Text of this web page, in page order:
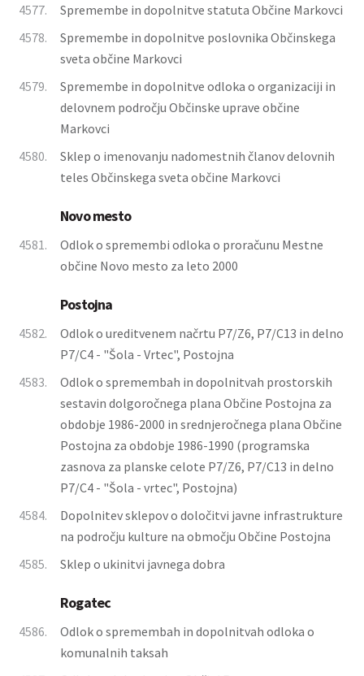
4577.
Spremembe in dopolnitve statuta Občine Markovci
4578.
Spremembe in dopolnitve poslovnika Občinskega
sveta občine Markovci
4579.
Spremembe in dopolnitve odloka o organizaciji in
delovnem področju Občinske uprave občine
Markovci
4580.
Sklep o imenovanju nadomestnih članov delovnih
teles Občinskega sveta občine Markovci
Novo mesto
4581.
Odlok o spremembi odloka o proračunu Mestne
občine Novo mesto za leto 2000
Postojna
4582.
Odlok o ureditvenem načrtu P7/Z6, P7/C13 in delno
P7/C4 - "Šola - Vrtec", Postojna
4583.
Odlok o spremembah in dopolnitvah prostorskih
sestavin dolgoročnega plana Občine Postojna za
obdobje 1986-2000 in srednjeročnega plana Občine
Postojna za obdobje 1986-1990 (programska
zasnova za planske celote P7/Z6, P7/C13 in delno
P7/C4 - "Šola - vrtec", Postojna)
4584.
Dopolnitev sklepov o določitvi javne infrastrukture
na področju kulture na območju Občine Postojna
4585.
Sklep o ukinitvi javnega dobra
Rogatec
4586.
Odlok o spremembah in dopolnitvah odloka o
komunalnih taksah